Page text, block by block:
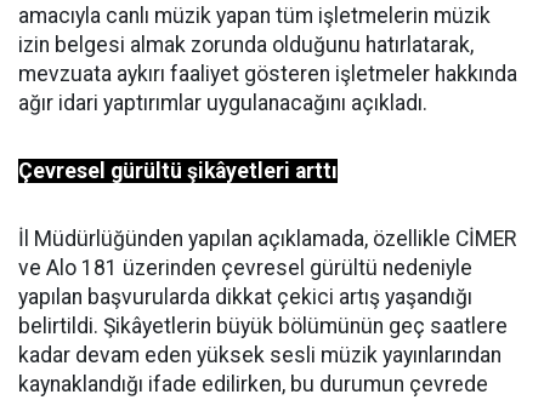
amacıyla canlı müzik yapan tüm işletmelerin müzik
izin belgesi almak zorunda olduğunu hatırlatarak,
mevzuata aykırı faaliyet gösteren işletmeler hakkında
ağır idari yaptırımlar uygulanacağını açıkladı.
Çevresel gürültü şikâyetleri arttı
İl Müdürlüğünden yapılan açıklamada, özellikle CİMER
ve Alo 181 üzerinden çevresel gürültü nedeniyle
yapılan başvurularda dikkat çekici artış yaşandığı
belirtildi. Şikâyetlerin büyük bölümünün geç saatlere
kadar devam eden yüksek sesli müzik yayınlarından
kaynaklandığı ifade edilirken, bu durumun çevrede